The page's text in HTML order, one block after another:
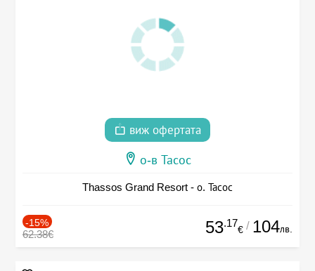
виж офертата
о-в Тасос
Thassos Grand Resort - о. Тасос
-15%
62.38€ 53.17
€ / 104лв.